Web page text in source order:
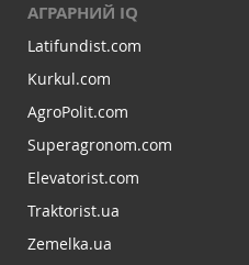
АГРАРНИЙ IQ
Latifundist.com
Kurkul.com
AgroPolit.com
Superagronom.com
Elevatorist.com
Traktorist.ua
Zemelka.ua